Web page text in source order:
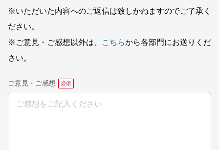
※いただいた内容へのご返信は致しかねますのでご了承く
ださい。
※ご意見・ご感想以外は、
こちらから各部門にお送りくだ
さい。
ご意見・ご感想